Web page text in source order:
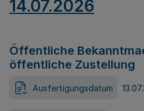
14.07.2026
Öffentliche
öffentliche Zustellung
Ausfertigungsdatum